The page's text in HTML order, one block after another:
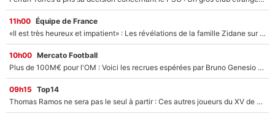
11h00 Équipe de France
«Il est très heureux et impatient» : Les révélations de la famille Zidane sur sa prise de pouvoir en équipe de France !
10h00 Mercato Football
Plus de 100M€ pour l'OM : Voici les recrues espérées par Bruno Genesio et Grégory Lorenzi après l’opération dégraissage
09h15 Top14
Thomas Ramos ne sera pas le seul à partir : Ces autres joueurs du XV de France pourraient aussi quitter le Stade Toulousain, un club de Top 14 est déjà sur les rangs